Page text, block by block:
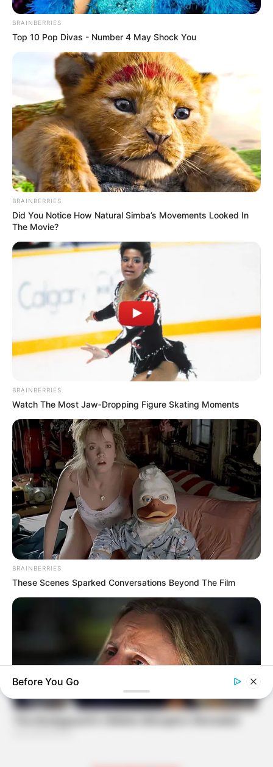
BRAINBERRIES
Top 10 Pop Divas - Number 4 May Shock You
BRAINBERRIES
Did You Notice How Natural Simba’s Movements Looked In
The Movie?
BRAINBERRIES
Watch The Most Jaw‑Dropping Figure Skating Moments
BRAINBERRIES
These Scenes Sparked Conversations Beyond The Film
Before You Go